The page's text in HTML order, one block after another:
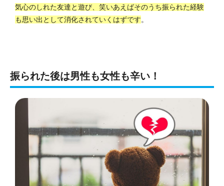
気心のしれた友達と遊び、笑いあえばそのうち振られた経験
も思い出として消化されていくはずです。
振られた後は男性も女性も辛い！